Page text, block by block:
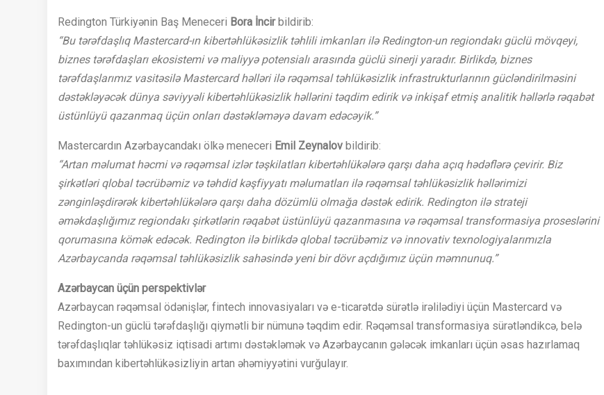
Redington Türkiyənin Baş Meneceri Bora İncirbildirib:
“Bu tərəfdaşlıq Mastercard-ın kibertəhlükəsizlik təhlili imkanları ilə Redington-un regiondakı güclü mövqeyi,
biznes tərəfdaşları ekosistemi və maliyyə potensialı arasında güclü sinerji yaradır. Birlikdə, biznes
tərəfdaşlarımız vasitəsilə Mastercard həlləri ilə rəqəmsal təhlükəsizlik infrastrukturlarının gücləndirilməsini
dəstəkləyəcək dünya səviyyəli kibertəhlükəsizlik həllərini təqdim edirik və inkişaf etmiş analitik həllərlə rəqabət
üstünlüyü qazanmaq üçün onları dəstəkləməyə davam edəcəyik.”
Mastercardın Azərbaycandakı ölkə meneceri Emil Zeynalov bildirib:
“Artan məlumat həcmi və rəqəmsal izlər təşkilatları kibertəhlükələrə qarşı daha açıq hədəflərə çevirir. Biz
şirkətləri qlobal təcrübəmiz və təhdid kəşfiyyatı məlumatları ilə rəqəmsal təhlükəsizlik həllərimizi
zənginləşdirərək kibertəhlükələrə qarşı daha dözümlü olmağa dəstək edirik. Redington ilə strateji
əməkdaşlığımız regiondakı şirkətlərin rəqabət üstünlüyü qazanmasına və rəqəmsal transformasiya proseslərini
qorumasına kömək edəcək. Redington ilə birlikdə qlobal təcrübəmiz və innovativ texnologiyalarımızla
Azərbaycanda rəqəmsal təhlükəsizlik sahəsində yeni bir dövr açdığımız üçün məmnunuq.”
Azərbaycan üçün perspektivlər
Azərbaycan rəqəmsal ödənişlər, fintech innovasiyaları və e-ticarətdə sürətlə irəlilədiyi üçün Mastercard və
Redington-un güclü tərəfdaşlığı qiymətli bir nümunə təqdim edir. Rəqəmsal transformasiya sürətləndikcə, belə
tərəfdaşlıqlar təhlükəsiz iqtisadi artımı dəstəkləmək və Azərbaycanın gələcək imkanları üçün əsas hazırlamaq
baxımından kibertəhlükəsizliyin artan əhəmiyyətini vurğulayır.